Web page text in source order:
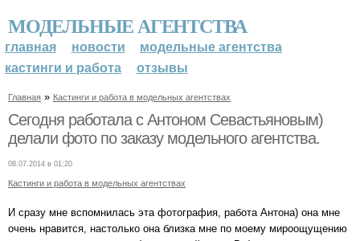
МОДЕЛЬНЫЕ АГЕНТСТВА
главная новости
модельные агентства
кастинги и работа
отзывы
Главная » Кастинги и работа в модельных агентствах
Сегодня работала с Антоном Севастьяновым)
делали фото по заказу модельного агентства.
08.07.2014 в 01:20
Кастинги и работа в модельных агентствах
И сразу мне вспомнилась эта фотография, работа Антона) она мне
очень нравится, настолько она близка мне по моему мироощущению